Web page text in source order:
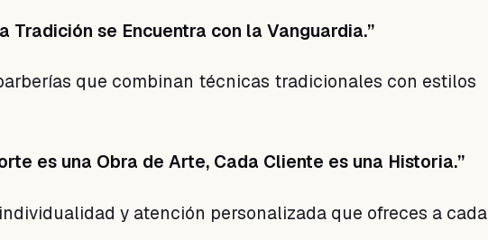
Tradición se Encuentra con la Vanguardia.”
que combinan técnicas tradicionales con estilos
es una Obra de Arte, Cada Cliente es una Historia.”
y atención personalizada que ofreces a cada